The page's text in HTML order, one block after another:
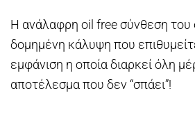
Η ανάλαφρη oil free σύνθεση του
δομημένη κάλυψη που
εμφάνιση η οποία διαρκεί όλη
αποτέλεσμα που δεν “σπάει”!